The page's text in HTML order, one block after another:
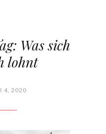
Was sich
lohnt
4, 2020